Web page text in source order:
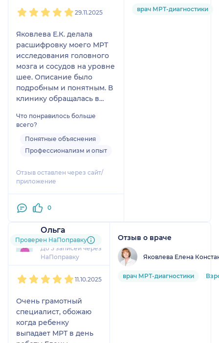
29.11.2025
Яковлева Е.К. делала
расшифровку моего МРТ
исследования головного
мозга и сосудов на уровне
шее. Описание было
подробным и понятным. В
клинику обращалась в
Что понравилось больше
всего?
Понятные объяснения
Профессионализм и опыт
Отзыв оставлен через сайт/
приложение
0
врач МРТ-диагностики
Ольга
45 отзывов
До 5 записей через
НаПоправку
Проверен НаПоправку
11.10.2025
Очень грамотный
специалист, обожаю
когда ребенку
выпадает МРТ в день
Отзыв о враче
Яковлева Елена
врач МРТ-диагностики